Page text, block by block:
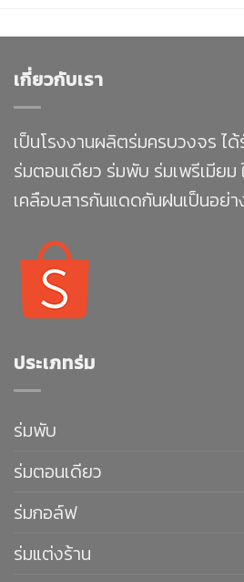
เกี่ยวกับเรา
เป็นโรงงานผลิตร่มครบวงจร ไ
ร่มตอนเดียว ร่มพับ ร่มเพรีเมียม
เคลือบสารกันแดดกันฝนเป็นอย่
ประเภทร่ม
ร่มพับ
ร่มตอนเดียว
ร่มกอล์ฟ
ร่มแต่งร้าน